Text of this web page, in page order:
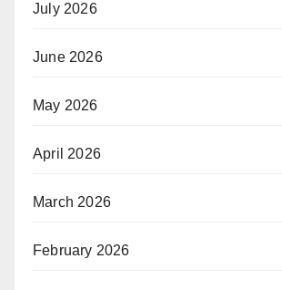
July 2026
June 2026
May 2026
April 2026
March 2026
February 2026